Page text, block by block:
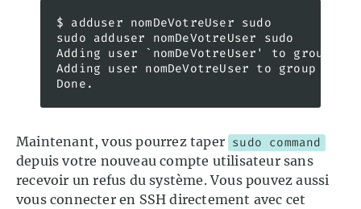
$ adduser nomDeVotreUser sudo
sudo adduser nomDeVotreUser sudo
Adding user `nomDeVotreUser' to group
Adding user nomDeVotreUser to group sudo
Done.
Maintenant, vous pourrez taper sudo command
depuis votre nouveau compte utilisateur sans
recevoir un refus du système. Vous pouvez aussi
vous connecter en SSH directement avec cet